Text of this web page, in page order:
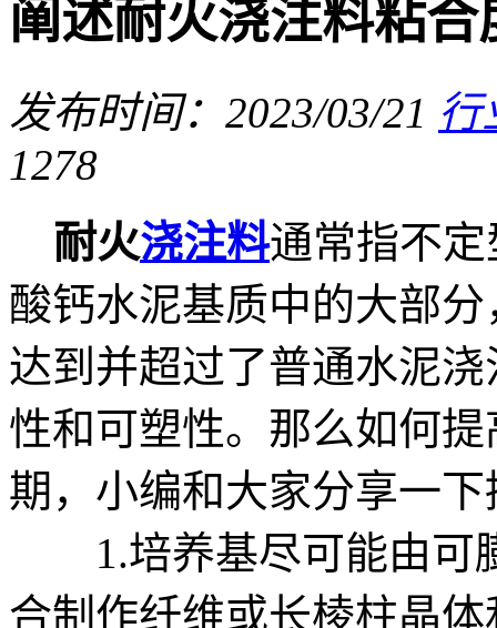
阐述耐火浇注料粘合
发布时间：2023/03/21 行
1278
耐火浇注料通常指不
酸钙水泥基质中的大部
达到并超过了普通水泥
性和可塑性。那么如何
期，小编和大家分享一
1.培养基尽可能由可
合制作纤维或长棱柱晶